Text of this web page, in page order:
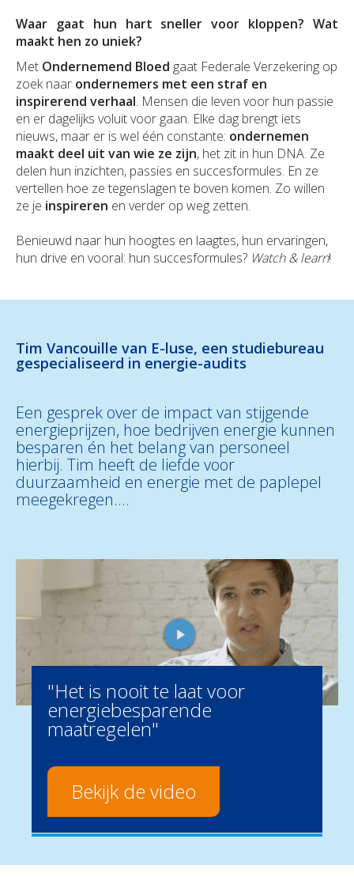
Duurzaamheid
Polis Check
Bedrijfsleider
Uw financiën
Polis Check
Uw bezittingen
Bedrijfsleider
Uw werven
Uw financiën
Polis Check
Jobs
Uw schadeaangifte
Waar gaat hun hart sneller voor kloppen? Wat
maakt hen zo uniek?
Met Ondernemend Bloed gaat Federale Verzekering op
zoek naar ondernemers met een straf en
inspirerend verhaal. Mensen die leven voor hun passie
en er dagelijks voluit voor gaan. Elke dag brengt iets
nieuws, maar er is wel één constante: ondernemen
maakt deel uit van wie ze zijn, het zit in hun DNA. Ze
delen hun inzichten, passies en succesformules. En ze
vertellen hoe ze tegenslagen te boven komen. Zo willen
ze je inspireren en verder op weg zetten.
Benieuwd naar hun hoogtes en laagtes, hun ervaringen,
hun drive en vooral: hun succesformules? Watch & learn!
Tim Vancouille van E-luse, een studiebureau
gespecialiseerd in energie-audits
Een gesprek over de impact van stijgende
energieprijzen, hoe bedrijven energie kunnen
besparen én het belang van personeel
hierbij. Tim heeft de liefde voor
duurzaamheid en energie met de paplepel
meegekregen....
"Het is nooit te laat voor
energiebesparende
maatregelen"
Bekijk de video